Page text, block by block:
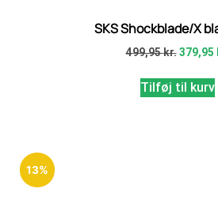
SKS Shockblade/X
499,95kr. 379,95
Tilføj til kurv
13%